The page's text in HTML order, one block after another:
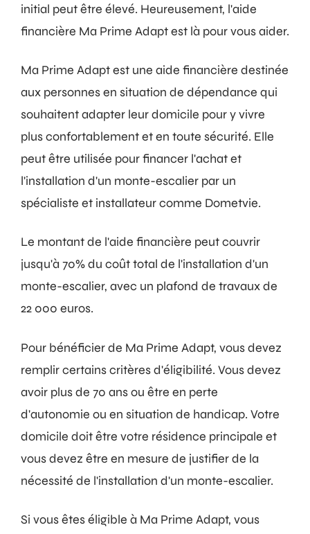
initial peut être élevé. Heureusement, l'aide
financière Ma Prime Adapt est là pour vous aider.
Ma Prime Adapt est une aide financière destinée
aux personnes en situation de dépendance qui
souhaitent adapter leur domicile pour y vivre
plus confortablement et en toute sécurité. Elle
peut être utilisée pour financer l'achat et
l'installation d'un monte-escalier par un
spécialiste et installateur comme Dometvie.
Le montant de l'aide financière peut couvrir
jusqu'à 70% du coût total de l'installation d'un
monte-escalier, avec un plafond de travaux de
22 000 euros.
Pour bénéficier de Ma Prime Adapt, vous devez
remplir certains critères d'éligibilité. Vous devez
avoir plus de 70 ans ou être en perte
d'autonomie ou en situation de handicap. Votre
domicile doit être votre résidence principale et
vous devez être en mesure de justifier de la
nécessité de l'installation d'un monte-escalier.
Si vous êtes éligible à Ma Prime Adapt, vous